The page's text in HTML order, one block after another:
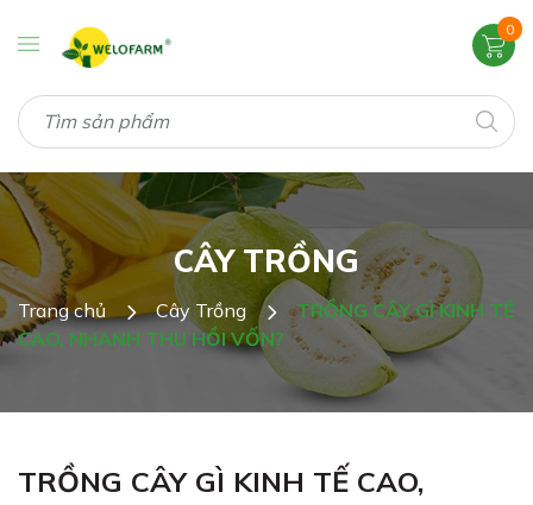
0
CÂY TRỒNG
Trang chủ Cây Trồng
TRỒNG CÂY GÌ KINH TẾ
CAO, NHANH THU HỒI VỐN?
TRỒNG CÂY GÌ KINH TẾ CAO,